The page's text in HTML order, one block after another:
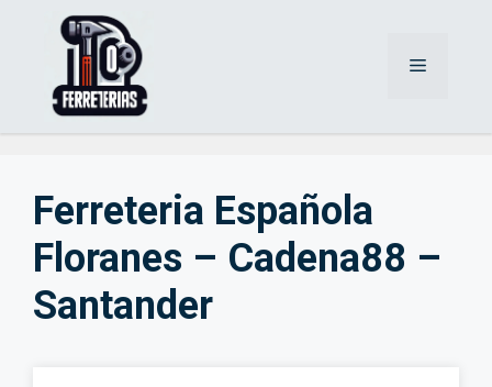
Menú
Ferreteria Española
Floranes – Cadena88 –
Santander